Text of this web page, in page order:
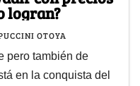
logran?
OTOYA
pero también de
en la conquista del